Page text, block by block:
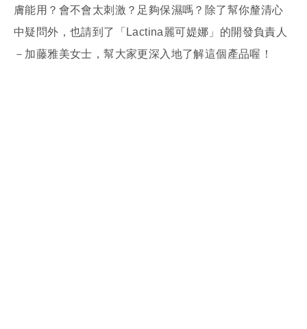
膚能用？會不會太刺激？足夠保濕嗎？除了幫你釐清心
中疑問外，也請到了「Lactina麗可媞娜」的開發負責人
－加藤雅美女士，幫大家更深入地了解這個產品喔！